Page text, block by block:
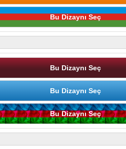
Bu Dizaynı Seç
Bu Dizaynı Seç
Bu Dizaynı Seç
Bu Dizaynı Seç